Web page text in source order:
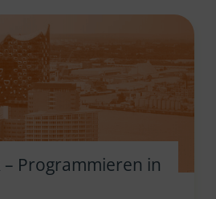
– Programmieren in